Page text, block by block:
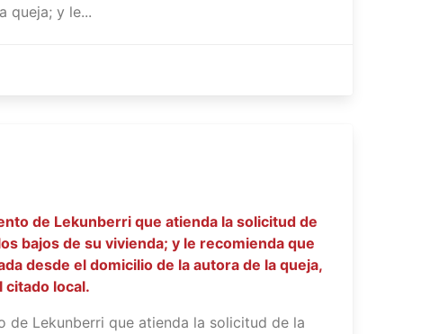
queja; y le...
de Lekunberri que atienda la solicitud de
bajos de su vivienda; y le recomienda que
desde el domicilio de la autora de la queja,
citado local.
de Lekunberri que atienda la solicitud de la